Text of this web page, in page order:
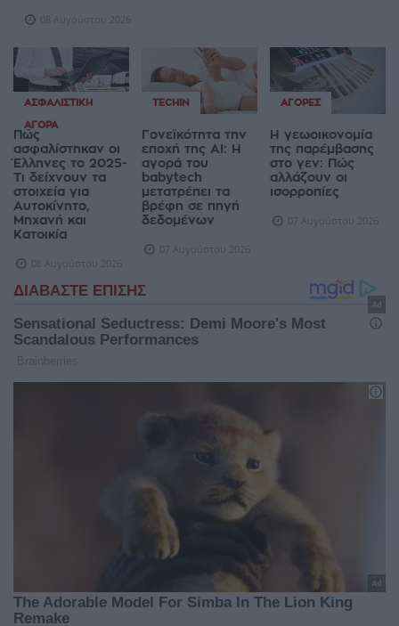
08 Αυγούστου 2026
ΑΣΦΑΛΙΣΤΙΚΉ
ΑΓΟΡΆ
Πώς
ασφαλίστηκαν οι
Έλληνες το 2025-
Τι δείχνουν τα
στοιχεία για
Αυτοκίνητο,
Μηχανή και
Κατοικία
08 Αυγούστου 2026
TECHIN
Γονεϊκότητα την
εποχή της AI: Η
αγορά του
babytech
μετατρέπει τα
βρέφη σε πηγή
δεδομένων
07 Αυγούστου 2026
ΑΓΟΡΈΣ
Η γεωοικονομία
της παρέμβασης
στο γεν: Πώς
αλλάζουν οι
ισορροπίες
07 Αυγούστου 2026